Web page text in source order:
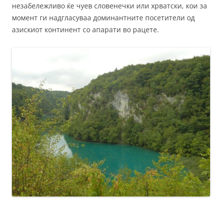
незабележливо ќе чуев словенечки или хрватски, кои за
момент ги надгласуваа доминантните посетители од
азискиот континент со апарати во рацете.